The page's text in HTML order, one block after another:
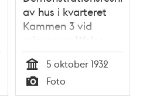
av hus i kvarteret
Kammen 3 vid
prinsen av Wales
besök i Ängby
småstugeområde
Tid
5 oktober 1932
Typ
Foto